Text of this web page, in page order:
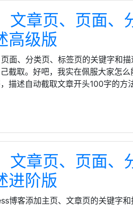
文章页、页面、
高级版
面、分类页、标签页的关键字和
截取。好吧，我实在佩服大家怎么
描述自动截取文章开头100字的方
文章页、页面、
进阶版
博客添加主页、文章页的关键字和